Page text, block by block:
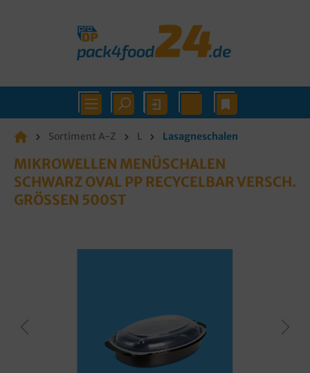
Sortiment A-Z L Lasagneschalen
MIKROWELLEN MENÜSCHALEN
SCHWARZ OVAL PP RECYCELBAR VERSCH.
GRÖSSEN 500ST